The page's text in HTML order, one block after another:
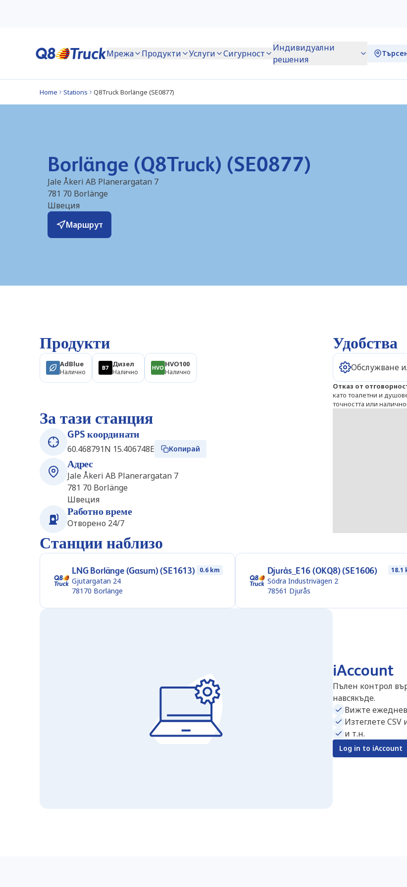
Мрежа Продукти Услуги Сигурност
Индивидуални
решения
Home Stations Q8Truck Borlänge (SE0877)
Borlänge (Q8Truck) (SE0877)
Jale Åkeri AB Planerargatan 7
781 70 Borlänge
Швеция
Маршрут
Продукти
AdBlue
Налично
Дизел
Налично
HVO100
Налично
Удобства
Обслужване
Отказ от
като тоалетни и
точността или
За тази станция
GPS координати
60.468791N 15.406748E
Копирай
Адрес
Jale Åkeri AB Planerargatan 7
781 70 Borlänge
Швеция
Работно време
Отворено 24/7
Станции наблизо
LNG Borlänge (Gasum) (SE1613) 0.6 km
Gjutargatan 24
78170 Borlänge
Djurås_E16 (OKQ8) (SE1606) 18.1
Södra Industrivägen 2
78561 Djurås
iAccount
Пълен контрол
навсякъде.
Вижте
Изтеглете CSV
и т.н.
Log in to iAccount